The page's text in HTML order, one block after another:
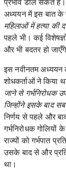
प्रभाव डाल सकते
अध्ययन में इस बात के
महिलाओं में हत्या की
पहले भी। कई
और भी बदतर हो
इस नवीनतम अध्ययन
शोधकर्ताओं ने किया
जाने से गर्भनिरोधक
जिन्होंने इसके बाद
निर्णय से पहले और
गर्भनिरोधक
राज्यों को गर्भपात
उसके बाद से और
था।